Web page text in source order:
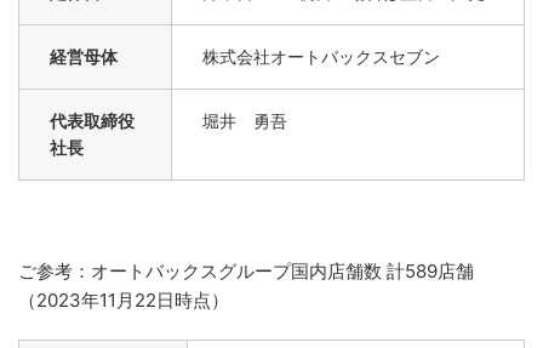
経営母体 株式会社オートバックスセブン
代表取締役
社長
堀井 勇吾
ご参考：オートバックスグループ国内店舗数 計589店舗
（2023年11月22日時点）